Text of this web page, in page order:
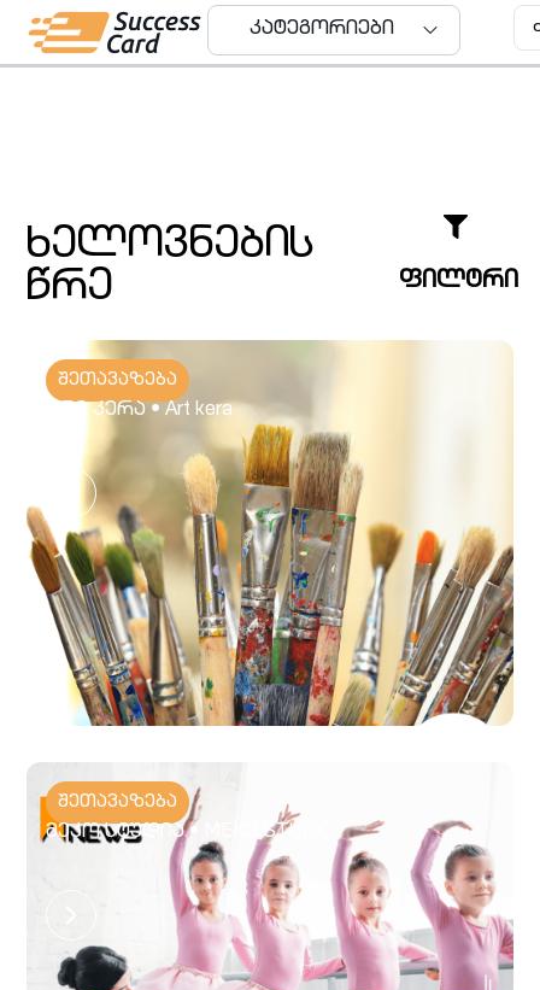
კატეგორიები
ხელოვნების
წრე
ფილტრი
შეთავაზება
არტ კერა • Art kera
შეთავაზება
მეკო სტუდია • MEKO STUDIO